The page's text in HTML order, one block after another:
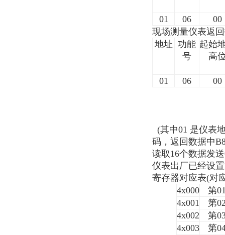
01 06
00
现场测量仪表返
地址 功能
号
起始
高
01 06 00
(其中01 是仪表
码，返回数据中
读取16个数据发
仪表出厂已经设
寄存器对应表(对
4x000
第
4x001
第
4x002
第
4x003
第